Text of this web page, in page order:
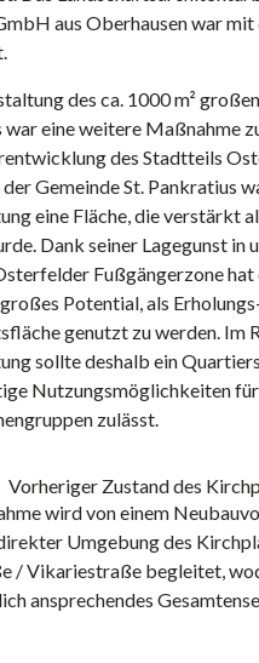
aus Oberhausen war mit
des ca. 1000 m²
war eine weitere Maßnahme
des Stadtteils
Gemeinde St. Pankratius
eine Fläche, die verstärkt
Dank seiner Lagegunst in
Fußgängerzone
Potential, als
genutzt zu werden. Im
sollte deshalb ein
Nutzungsmöglichkeiten
zulässt.
Vorheriger Zustand des
wird von einem
Umgebung des
/ Vikariestraße begleitet,
ansprechendes